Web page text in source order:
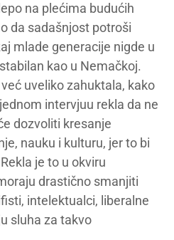
na plećima budućih
da sadašnjost potroši
mlade generacije nigde u
kao u Nemačkoj.
uveliko zahuktala, kako
intervjuu rekla da ne
dozvoliti kresanje
nauku i kulturu, jer to bi
je to u okviru
drastično smanjiti
intelektualci, liberalne
sluha za takvo